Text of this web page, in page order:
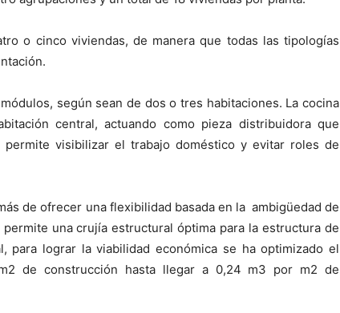
o cinco viviendas, de manera que todas las tipologías
según sean de dos o tres habitaciones. La cocina
central, actuando como pieza distribuidora que
visibilizar el trabajo doméstico y evitar roles de
de ofrecer una flexibilidad basada en la ambigüedad de
una crujía estructural óptima para la estructura de
para lograr la viabilidad económica se ha optimizado el
de construcción hasta llegar a 0,24 m3 por m2 de